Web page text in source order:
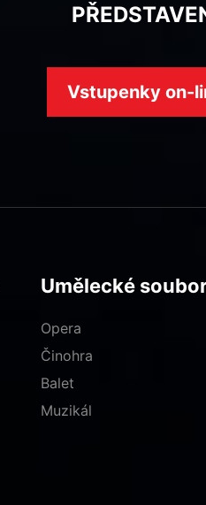
Vstupenky on-
Umělecké
Opera
Činohra
Balet
Muzikál